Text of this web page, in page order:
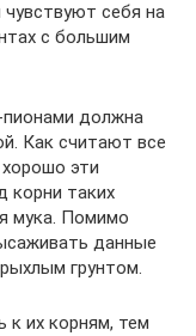
себя на
с большим
должна
Как считают все
эти
корни таких
мука. Помимо
данные
грунтом.
к их корням, тем